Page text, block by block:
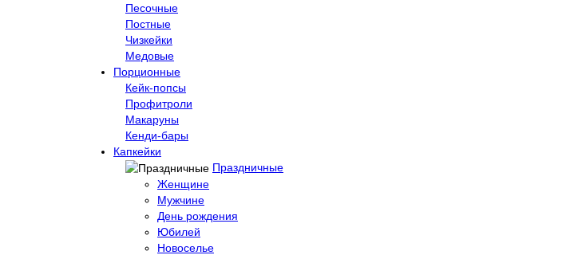
Песочные
Постные
Чизкейки
Медовые
Порционные
Кейк-попсы
Профитроли
Макаруны
Кенди-бары
Капкейки
Праздничные
Женщине
Мужчине
День рождения
Юбилей
Новоселье